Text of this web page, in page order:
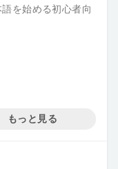
を始める初心者向
もっと見る